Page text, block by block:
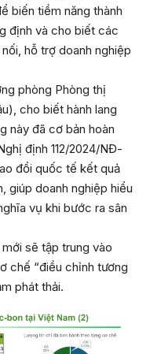
biến tiềm năng thành
định và cho biết các
hỗ trợ doanh nghiệp
phòng Phòng thị
cho biết hành lang
này đã cơ bản hoàn
định 112/2024/NĐ-
đổi quốc tế kết quả
giúp doanh nghiệp hiểu
vụ khi bước ra sân
sẽ tập trung vào
chế “điều chỉnh tương
phát thải.